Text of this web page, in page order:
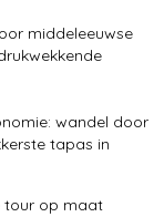
middeleeuwse
wandel door
tapas in
tour op maat